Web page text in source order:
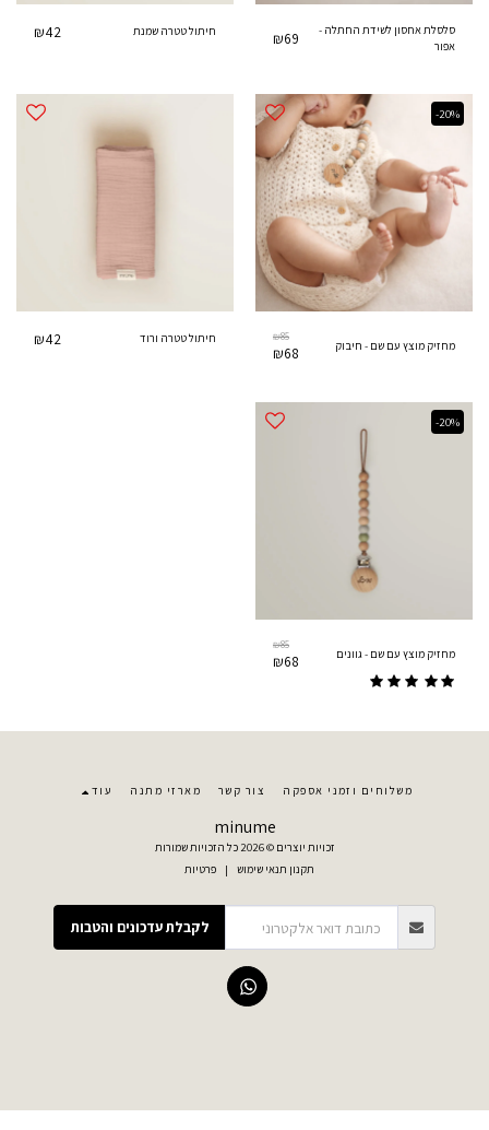
סלסלת אחסון לשידת החתלה -
אפור
₪69 חיתול טטרה שמנת ₪42
-20%
מחזיק מוצץ עם שם - חיבוק
₪85
₪68
חיתול טטרה ורוד ₪42
-20%
מחזיק מוצץ עם שם - גוונים
₪85
₪68
minume
זכויות יוצרים © 2026 כל הזכויות שמורות
תקנון תנאי שימוש |פרטיות
משלוחים וזמני אספקה צור קשר מארזי מתנה עוד
לקבלת עדכונים והטבות